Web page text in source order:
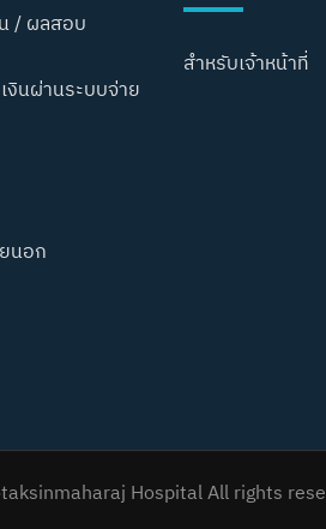
/ ผลสอบ
งินผ่านระบบจ่าย
นอก
สำหรับเจ้าหน้าที่
Hospital All rights